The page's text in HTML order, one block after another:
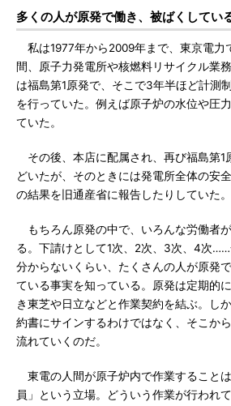
多くの人が原発で働き、被ばくしてい
私は1977年から2009年まで、東京電力
間、原子力発電所や核燃料リサイクル業
は福島第1原発で、そこで3年半ほど計測
を行っていた。例えば原子炉の水位や圧
ていた。
その後、本店に配属され、再び福島第1
どいたが、そのときには発電所全体の安
の結果を旧通産省に報告したりしていた。
もちろん原発の中で、いろんな労働者
る。下請けとして1次、2次、3次、4次
分からないくらい、たくさんの人が原発
ている事実を知っている。原発は定期的
き東芝や日立などと作業契約を結ぶ。し
約書にサインするわけではなく、そこか
流れていくのだ。
東電の人間が原子炉内で作業すること
員」という立場。どういう作業が行われ